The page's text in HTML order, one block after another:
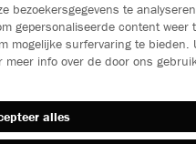
bezoekersgegevens te
gepersonaliseerde content weer
mogelijke surfervaring te bieden.
info over de door ons
alles